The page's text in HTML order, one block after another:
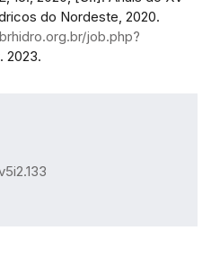
do Nordeste, 2020.
job.php?
2023.